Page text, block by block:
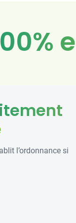
l’ordonnance si